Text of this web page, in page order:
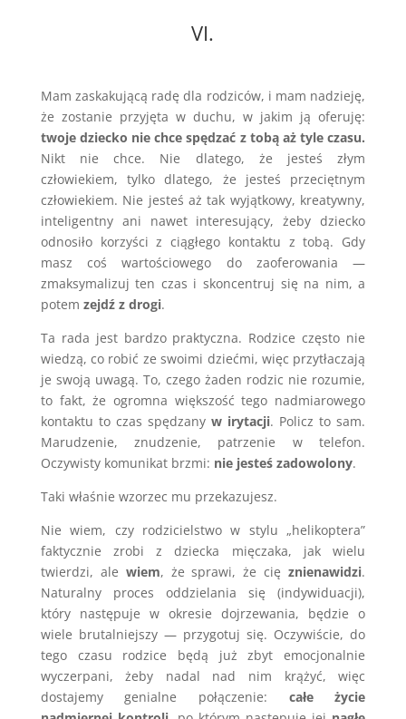
VI.
Mam zaskakującą radę dla rodziców, i mam nadzieję,
że zostanie przyjęta w duchu, w jakim ją oferuję:
twoje dziecko nie chce spędzać z tobą aż tyle czasu.
Nikt nie chce. Nie dlatego, że jesteś złym
człowiekiem, tylko dlatego, że jesteś przeciętnym
człowiekiem. Nie jesteś aż tak wyjątkowy, kreatywny,
inteligentny ani nawet interesujący, żeby dziecko
odnosiło korzyści z ciągłego kontaktu z tobą. Gdy
masz coś wartościowego do zaoferowania —
zmaksymalizuj ten czas i skoncentruj się na nim, a
potem zejdź z drogi.
Ta rada jest bardzo praktyczna. Rodzice często nie
wiedzą, co robić ze swoimi dziećmi, więc przytłaczają
je swoją uwagą. To, czego żaden rodzic nie rozumie,
to fakt, że ogromna większość tego nadmiarowego
kontaktu to czas spędzany w irytacji. Policz to sam.
Marudzenie, znudzenie, patrzenie w telefon.
Oczywisty komunikat brzmi: nie jesteś zadowolony.
Taki właśnie wzorzec mu przekazujesz.
Nie wiem, czy rodzicielstwo w stylu „helikoptera”
faktycznie zrobi z dziecka mięczaka, jak wielu
twierdzi, ale wiem, że sprawi, że cięznienawidzi.
Naturalny proces oddzielania się (indywiduacji),
który następuje w okresie dojrzewania, będzie o
wiele brutalniejszy — przygotuj się. Oczywiście, do
tego czasu rodzice będą już zbyt emocjonalnie
wyczerpani, żeby nadal nad nim krążyć, więc
dostajemy genialne połączenie: całe życie